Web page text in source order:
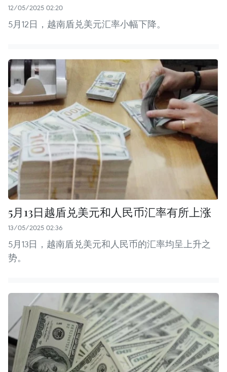
12/05/2025 02:20
5月12日，越南盾兑美元汇率小幅下降。
5月13日越盾兑美元和人民币汇率有所上涨
13/05/2025 02:36
5月13日，越南盾兑美元和人民币的汇率均呈上升之
势。